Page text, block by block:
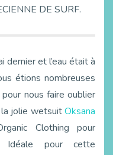
DE SURF.
dernier et l’eau était à
étions nombreuses
nous faire oublier
jolie wetsuitOksana
Clothing pour
Idéale pour cette